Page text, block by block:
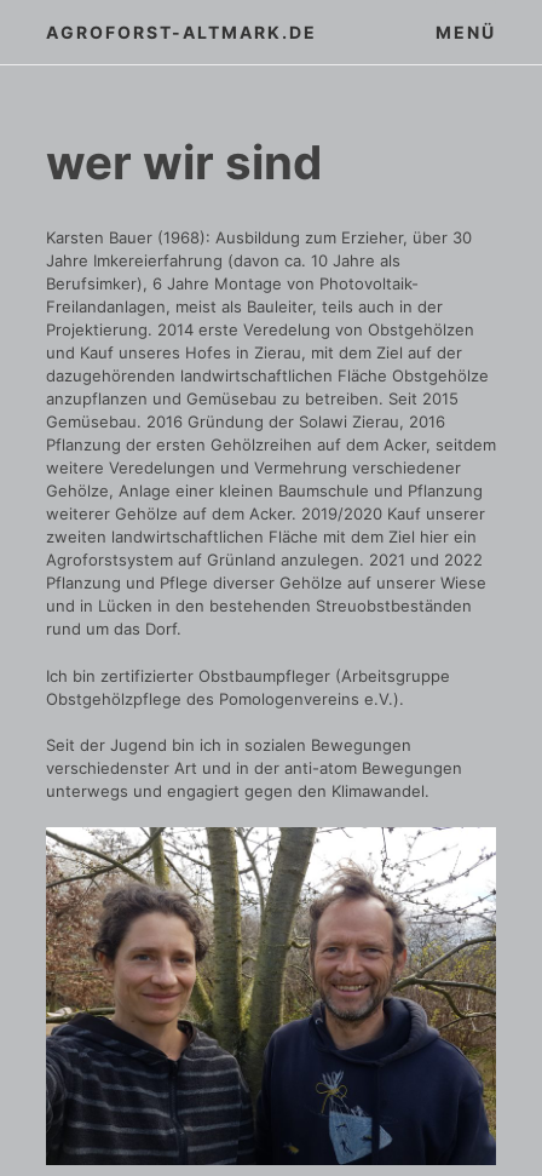
Inhalt
springen
AGROFORST-ALTMARK.DE MENÜ
wer wir sind
Karsten Bauer (1968): Ausbildung zum Erzieher, über 30
Jahre Imkereierfahrung (davon ca. 10 Jahre als
Berufsimker), 6 Jahre Montage von Photovoltaik-
Freilandanlagen, meist als Bauleiter, teils auch in der
Projektierung. 2014 erste Veredelung von Obstgehölzen
und Kauf unseres Hofes in Zierau, mit dem Ziel auf der
dazugehörenden landwirtschaftlichen Fläche Obstgehölze
anzupflanzen und Gemüsebau zu betreiben. Seit 2015
Gemüsebau. 2016 Gründung der Solawi Zierau, 2016
Pflanzung der ersten Gehölzreihen auf dem Acker, seitdem
weitere Veredelungen und Vermehrung verschiedener
Gehölze, Anlage einer kleinen Baumschule und Pflanzung
weiterer Gehölze auf dem Acker. 2019/2020 Kauf unserer
zweiten landwirtschaftlichen Fläche mit dem Ziel hier ein
Agroforstsystem auf Grünland anzulegen. 2021 und 2022
Pflanzung und Pflege diverser Gehölze auf unserer Wiese
und in Lücken in den bestehenden Streuobstbeständen
rund um das Dorf.
Ich bin zertifizierter Obstbaumpfleger (Arbeitsgruppe
Obstgehölzpflege des Pomologenvereins e.V.).
Seit der Jugend bin ich in sozialen Bewegungen
verschiedenster Art und in der anti-atom Bewegungen
unterwegs und engagiert gegen den Klimawandel.